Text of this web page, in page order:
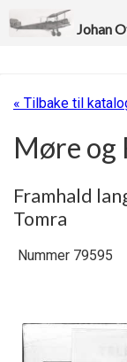
Johan
« Tilbake til
Møre og
Framhald
Tomra
Nummer 79595